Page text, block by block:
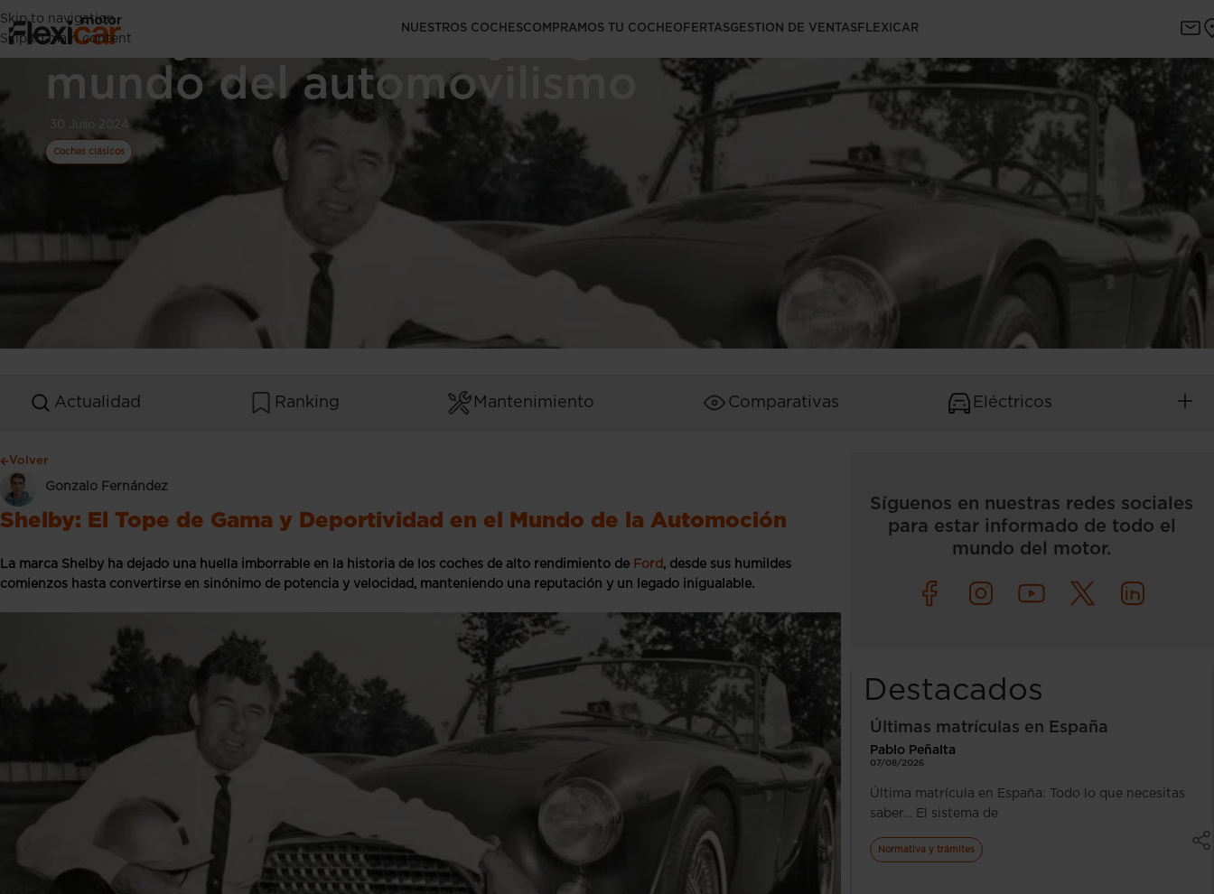
Skip to navigation
Skip to main content
NUESTROS COCHESCOMPRAMOS TU COCHEOFERTASGESTION DE VENTASFLEXICAR
Shelby: Innovación y legado en el
mundo del automovilismo
30 Julio 2024
Coches clásicos
Actualidad Ranking Mantenimiento Comparativas Eléctricos
Volver
Gonzalo Fernández
Shelby: El Tope de Gama y Deportividad en el Mundo de la Automoción
La marca Shelby ha dejado una huella imborrable en la historia de los coches de alto rendimiento de Ford , desde sus humildes
comienzos hasta convertirse en sinónimo de potencia y velocidad, manteniendo una reputación y un legado inigualable.
Síguenos en nuestras redes sociales
para estar informado de todo el
mundo del motor.
Destacados
Últimas matrículas en España
Pablo Peñalta
07/08/2026
Última matrícula en España: Todo lo que necesitas
saber… El sistema de
Normativa y trámites